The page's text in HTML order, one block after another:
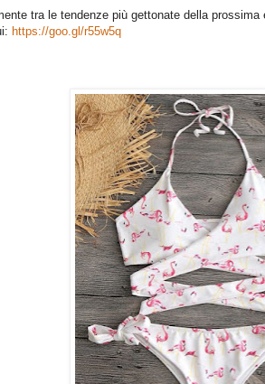
tra le tendenze più gettonate della
https://goo.gl/r55w5q